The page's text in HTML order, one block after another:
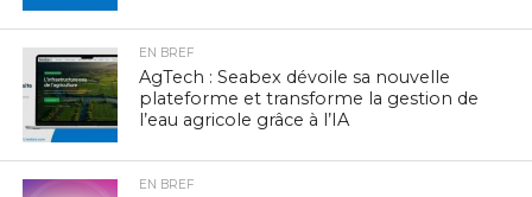
EN BREF
AgTech : Seabex dévoile sa nouvelle
plateforme et transforme la gestion de
l’eau agricole grâce à l’IA
EN BREF